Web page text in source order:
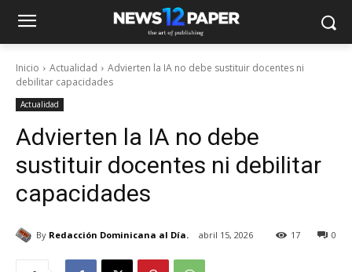
Inicio Actualidad
Advierten la IA no debe sustituir docentes ni
debilitar capacidades
Actualidad
Advierten la IA no debe
sustituir docentes ni debilitar
capacidades
By Redacción Dominicana al Día. abril 15, 2026 0
17